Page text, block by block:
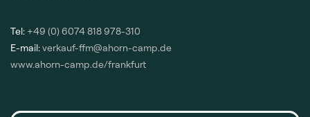
Tel: +49 (0) 6074 818 978-310
E-mail:verkauf-ffm@ahorn-camp.de
www.ahorn-camp.de/frankfurt